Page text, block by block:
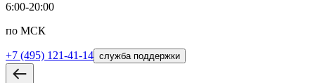
6:00-20:00
по МСК
+7 (495) 121-41-14 служба поддержки